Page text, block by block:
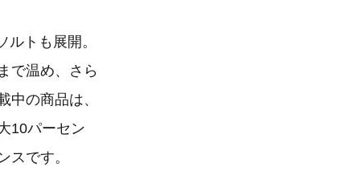
トも展開。
で温め、さら
の商品は、
10パーセン
スです。